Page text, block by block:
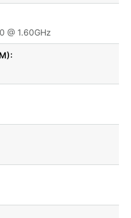
@ 1.60GHz